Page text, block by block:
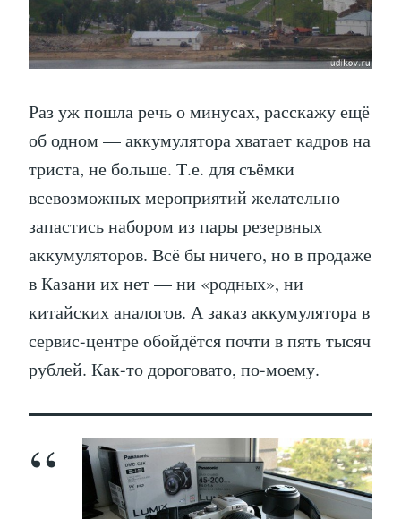
Раз уж пошла речь о минусах, расскажу ещё
об одном — аккумулятора хватает кадров на
триста, не больше. Т.е. для съёмки
всевозможных мероприятий желательно
запастись набором из пары резервных
аккумуляторов. Всё бы ничего, но в продаже
в Казани их нет — ни «родных», ни
китайских аналогов. А заказ аккумулятора в
сервис-центре обойдётся почти в пять тысяч
рублей. Как-то дороговато, по-моему.